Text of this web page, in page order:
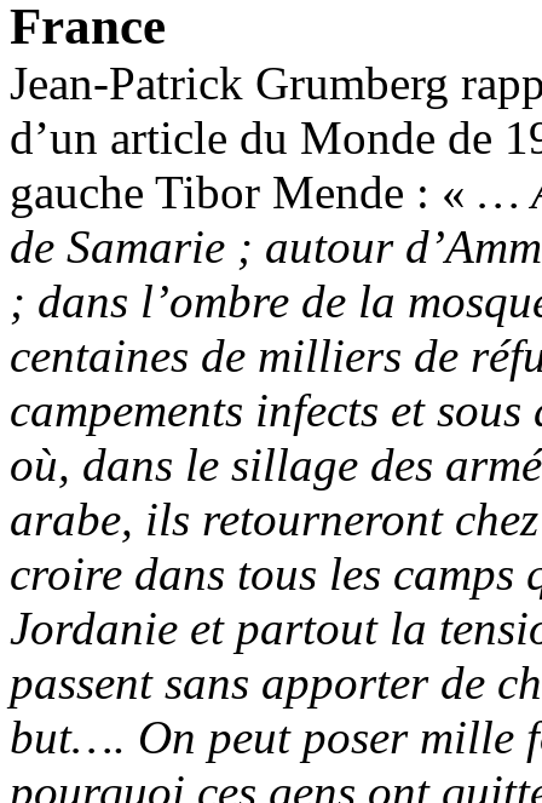
France
Jean-Patrick Grumberg
d’un article du Monde de
gauche Tibor Mende : « …
de Samarie ; autour
; dans l’ombre de la
centaines de milliers de
campements infects et
où, dans le sillage des
arabe, ils retourneront
croire dans tous les
Jordanie et partout la
passent sans apporter de
but…. On peut poser mille
pourquoi ces gens ont